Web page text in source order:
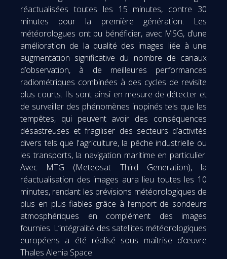
réactualisées toutes les 15 minutes, contre 30
minutes pour la première génération. Les
météorologues ont pu bénéficier, avec MSG, d’une
amélioration de la qualité des images liée à une
augmentation significative du nombre de canaux
d’observation, à de meilleures performances
radiométriques combinées à des cycles de revisite
plus courts. Ils sont ainsi en mesure de détecter et
de surveiller des phénomènes inopinés tels que les
tempêtes, qui peuvent avoir des conséquences
désastreuses et fragiliser des secteurs d’activités
divers tels que l'agriculture, la pêche industrielle ou
les transports, la navigation maritime en particulier.
Avec MTG (Meteosat Third Generation), la
réactualisation des images aura lieu toutes les 10
minutes, rendant les prévisions météorologiques de
plus en plus fiables grâce à l’emport de sondeurs
atmosphériques en complément des images
fournies. L’intégralité des satellites météorologiques
européens a été réalisé sous maîtrise d’œuvre
Thales Alenia Space.